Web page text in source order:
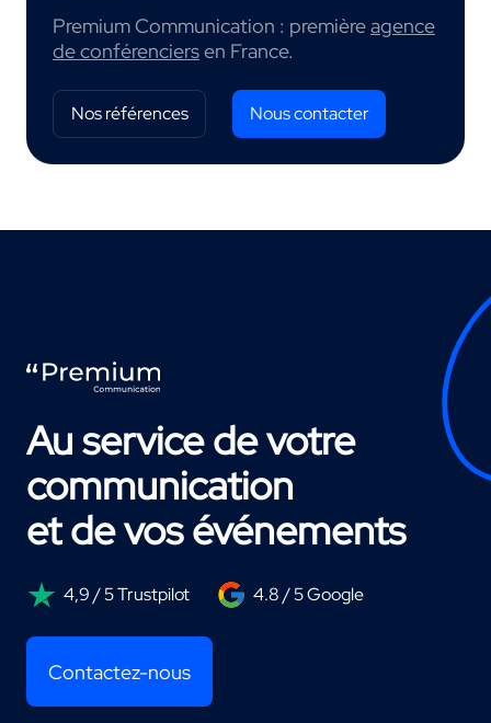
Premium Communication : premièreagence
de conférenciersen France.
Nos références Nous contacter
Au service de votre
communication
et de vos événements
4,9 / 5 Trustpilot 4.8 / 5 Google
Contactez-nous